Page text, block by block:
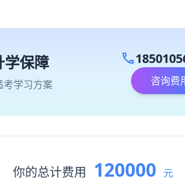
学保障
考学习方案
call
咨询费
你的总计费用 120000 元